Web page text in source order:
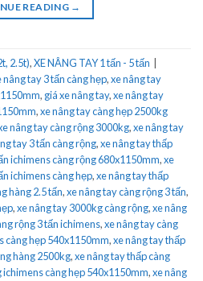
READING →
2.5t),XE NÂNG TAY 1 tấn - 5 tấn
nâng tay 3 tấn càng hẹp,xe nâng tay
, giá xe nâng tay,xe nâng tay
,xe nâng tay càng hẹp 2500kg
nâng tay càng rộng 3000kg,xe nâng tay
tay 3 tấn càng rộng,xe nâng tay thấp
ichimens càng rộng 680x1150mm,xe
ichimens càng hẹp,xe nâng tay thấp
hàng 2.5 tấn,xe nâng tay càng rộng 3 tấn,
,xe nâng tay 3000kg càng rộng,xe nâng
rộng 3 tấn ichimens,xe nâng tay càng
càng hẹp 540x1150mm,xe nâng tay thấp
hàng 2500kg,xe nâng tay thấp càng
càng hẹp 540x1150mm,xe nâng